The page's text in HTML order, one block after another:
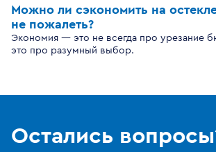
Можно ли сэкономить на
не пожалеть?
Экономия — это не всегда про урезание
это про разумный выбор.
Остались